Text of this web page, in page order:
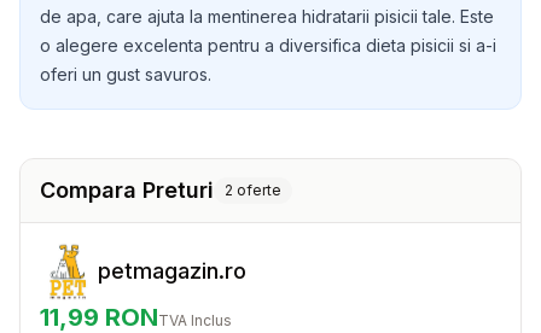
de apa, care ajuta la mentinerea hidratarii pisicii tale. Este
o alegere excelenta pentru a diversifica dieta pisicii si a-i
oferi un gust savuros.
Compara Preturi 2 oferte
petmagazin.ro
11,99 RONTVA Inclus